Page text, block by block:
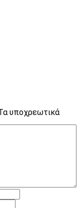
υποχρεωτικά